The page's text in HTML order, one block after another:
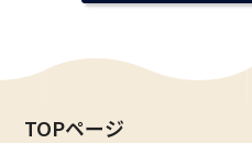
TOPページ